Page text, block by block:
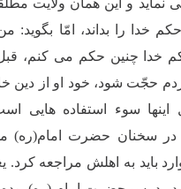
نماید و این همان ولایت
خدا را بداند، امّا بگوید: من
خدا چنین حكم مى كنم، قبل
حجّت شود، خود او از دین
سوء استفاده هایى
در سخنان حضرت امام(ره)
باید به اهلش مراجعه كرد.